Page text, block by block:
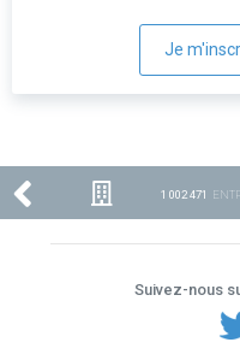
Je
1 002 471
Suivez-nous